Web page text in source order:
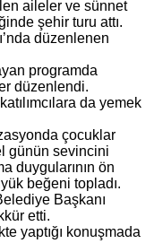
aileler ve sünnet
şehir turu attı.
düzenlenen
programda
düzenlendi.
da yemek
çocuklar
günün sevincini
duygularının ön
beğeni topladı.
Başkanı
etti.
yaptığı konuşmada